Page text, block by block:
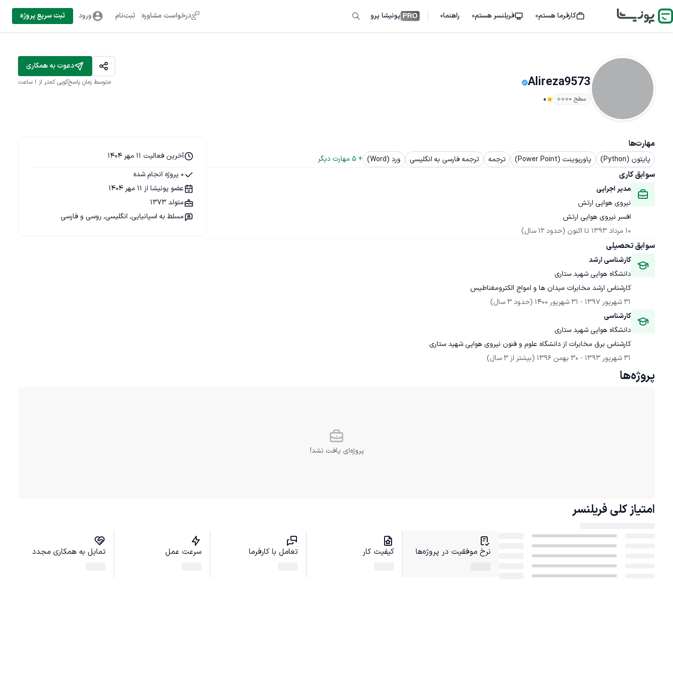
کارفرما هستم فریلنسر هستم راهنما PRO پونیشا پرو درخواست مشاوره ثبت‌نام ورود ثبت سریع پروژه
Alireza9573
سطح ۰ 0
دعوت به همکاری
متوسط زمان پاسخ‌گویی کمتر از 1 ساعت
مهارت‌ها
پایتون (Python) پاورپوینت (Power Point) ترجمه ترجمه فارسی به انگلیسی ورد (Word) +
5 مهارت دیگر
سوابق کاری
مدیر اجرایی
نیروی هوایی ارتش
افسر نیروی هوایی ارتش
10 مرداد 1393
تا اکنون (حدود 12 سال)
سوابق تحصیلی
کارشناسی ارشد
دانشگاه هوایی شهید ستاری
کارشناس ارشد مخابرات میدان ها و امواج الکترومغناطیس
31 شهریور 1397
- 31 شهریور 1400
(حدود 3 سال)
کارشناسی
دانشگاه هوایی شهید ستاری
کارشناس برق مخابرات از دانشگاه علوم و فنون نیروی هوایی شهید ستاری
31 شهریور 1393
- 30 بهمن 1396 (بیشتر از 3 سال)
آخرین فعالیت 11 مهر 1404
0 پروژه انجام شده
عضو پونیشا از 11 مهر 1404
متولد 1373
مسلط به اسپانیایی, انگلیسی, روسی و فارسی
پروژه‌ها
پروژه‌ای یافت نشد!
امتیاز کلی فریلنسر
نرخ موفقیت در پروژه‌ها کیفیت کار تعامل با کارفرما سرعت عمل تمایل به همکاری مجدد